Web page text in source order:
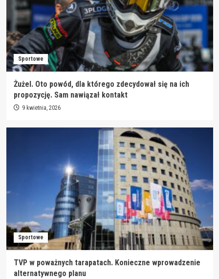
Sportowe
Żużel. Oto powód, dla którego zdecydował się na ich
propozycję. Sam nawiązał kontakt
9 kwietnia, 2026
Sportowe
TVP w poważnych tarapatach. Konieczne wprowadzenie
alternatywnego planu